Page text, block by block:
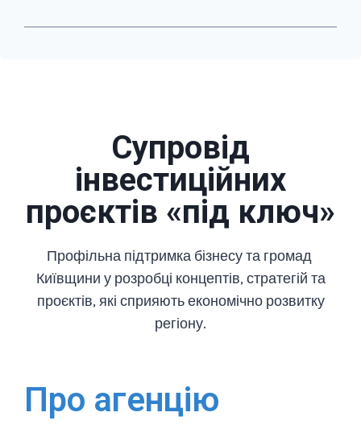
Супровід
інвестиційних
проєктів «під ключ»
Профільна підтримка бізнесу та громад
Київщини у розробці концептів, стратегій та
проєктів, які сприяють економічно розвитку
регіону.
Про агенцію